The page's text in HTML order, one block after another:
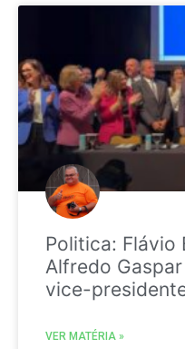
Politica: Flávio
Alfredo
vice-
VER MATÉRIA »